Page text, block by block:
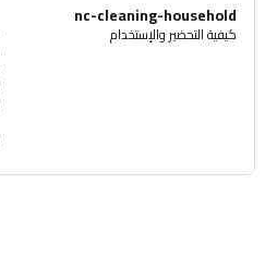
nc-cleaning-household
كيفية التحضير والإستخدام